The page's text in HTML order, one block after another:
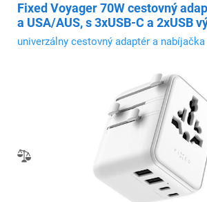
Fixed Voyager 70W cestovný
a USA/AUS, s 3xUSB-C a 2xUSB
PD 70W, biely
univerzálny cestovný adaptér a nabíjačka